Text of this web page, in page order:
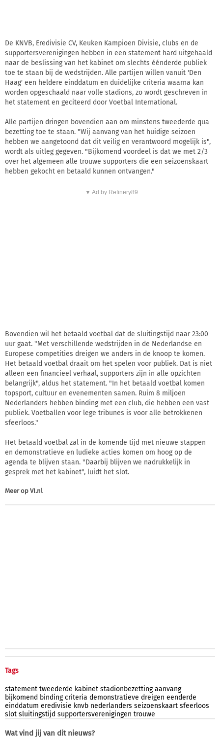
De KNVB, Eredivisie CV, Keuken Kampioen Divisie, clubs en de
supportersverenigingen hebben in een statement hard uitgehaald
naar de beslissing van het kabinet om slechts éénderde publiek
toe te staan bij de wedstrijden. Alle partijen willen vanuit 'Den
Haag' een heldere einddatum en duidelijke criteria waarna kan
worden opgeschaald naar volle stadions, zo wordt geschreven in
het statement en geciteerd door Voetbal International.
Alle partijen dringen bovendien aan om minstens tweederde qua
bezetting toe te staan. "Wij aanvang van het huidige seizoen
hebben we aangetoond dat dit veilig en verantwoord mogelijk is",
wordt als uitleg gegeven. "Bijkomend voordeel is dat we met 2/3
over het algemeen alle trouwe supporters die een seizoenskaart
hebben gekocht en betaald kunnen ontvangen."
▼ Ad by Refinery89
Bovendien wil het betaald voetbal dat de sluitingstijd naar 23:00
uur gaat. "Met verschillende wedstrijden in de Nederlandse en
Europese competities dreigen we anders in de knoop te komen.
Het betaald voetbal draait om het spelen voor publiek. Dat is niet
alleen een financieel verhaal, supporters zijn in alle opzichten
belangrijk", aldus het statement. "In het betaald voetbal komen
topsport, cultuur en evenementen samen. Ruim 8 miljoen
Nederlanders hebben binding met een club, die hebben een vast
publiek. Voetballen voor lege tribunes is voor alle betrokkenen
sfeerloos."
Het betaald voetbal zal in de komende tijd met nieuwe stappen
en demonstratieve en ludieke acties komen om hoog op de
agenda te blijven staan. "Daarbij blijven we nadrukkelijk in
gesprek met het kabinet", luidt het slot.
Meer op VI.nl
Tags
statement tweederde kabinet stadionbezetting aanvang
bijkomend binding criteria demonstratieve dreigen eenderde
einddatum eredivisie knvb nederlanders seizoenskaart sfeerloos
slot sluitingstijd supportersverenigingen trouwe
Wat vind jij van dit nieuws?